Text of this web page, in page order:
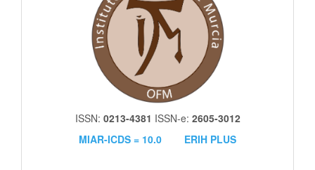
ISSN: 0213-4381 ISSN-e: 2605-3012
MIAR-ICDS = 10.0
ERIH PLUS